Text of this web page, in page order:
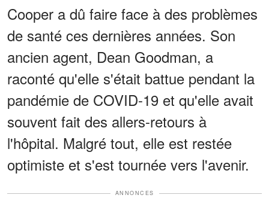
Cooper a dû faire face à des problèmes
de santé ces dernières années. Son
ancien agent, Dean Goodman, a
raconté qu'elle s'était battue pendant la
pandémie de COVID-19 et qu'elle avait
souvent fait des allers-retours à
l'hôpital. Malgré tout, elle est restée
optimiste et s'est tournée vers l'avenir.
ANNONCES